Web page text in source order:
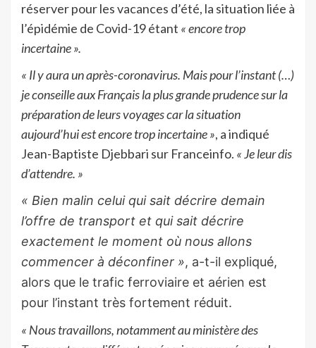
réserver pour les vacances d’été, la situation liée à
l’épidémie de Covid-19 étant « encore trop
incertaine ».
« Il y aura un après-coronavirus. Mais pour l’instant (…)
je conseille aux Français la plus grande prudence sur la
préparation de leurs voyages car la situation
aujourd’hui est encore trop incertaine », a indiqué
Jean-Baptiste Djebbari sur Franceinfo. « Je leur dis
d’attendre. »
« Bien malin celui qui sait décrire demain
l’offre de transport et qui sait décrire
exactement le moment où nous allons
commencer à déconfiner », a-t-il expliqué,
alors que le trafic ferroviaire et aérien est
pour l’instant très fortement réduit.
« Nous travaillons, notamment au ministère des